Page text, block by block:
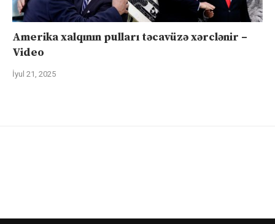
Amerika xalqının pulları təcavüzə xərclənir –
Video
İyul 21, 2025